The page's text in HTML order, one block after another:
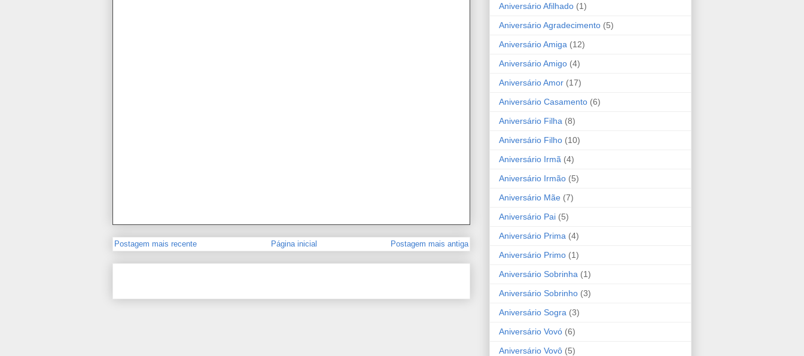
Postagem mais recente Postagem mais antiga
Página inicial
Aniversário Afilhado (1)
Aniversário Agradecimento (5)
Aniversário Amiga (12)
Aniversário Amigo (4)
Aniversário Amor (17)
Aniversário Casamento (6)
Aniversário Filha (8)
Aniversário Filho (10)
Aniversário Irmã (4)
Aniversário Irmão (5)
Aniversário Mãe (7)
Aniversário Pai (5)
Aniversário Prima (4)
Aniversário Primo (1)
Aniversário Sobrinha (1)
Aniversário Sobrinho (3)
Aniversário Sogra (3)
Aniversário Vovó (6)
Aniversário Vovô (5)